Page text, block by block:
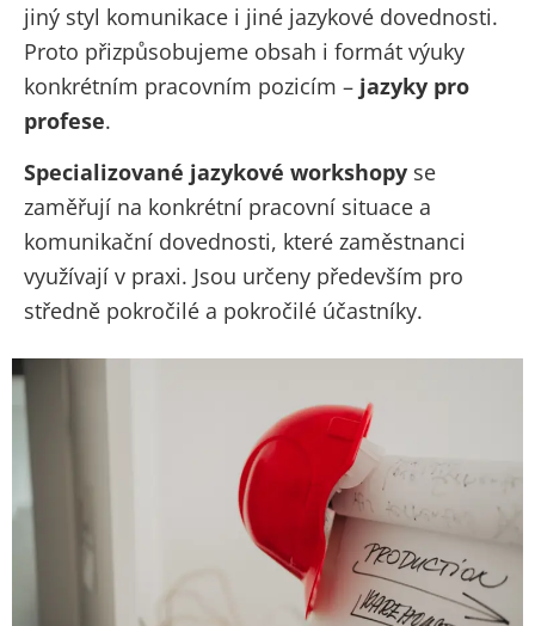
jiný styl komunikace i jiné jazykové dovednosti.
Proto přizpůsobujeme obsah i formát výuky
konkrétním pracovním pozicím – jazyky pro
profese.
Specializované jazykové workshopy se
zaměřují na konkrétní pracovní situace a
komunikační dovednosti, které zaměstnanci
využívají v praxi. Jsou určeny především pro
středně pokročilé a pokročilé účastníky.